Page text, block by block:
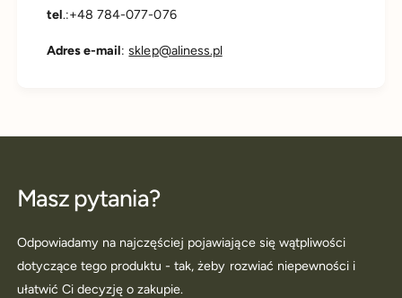
tel.:+48 784-077-076
Adres e-mail:sklep@aliness.pl
Masz pytania?
Odpowiadamy na najczęściej pojawiające się wątpliwości
dotyczące tego produktu - tak, żeby rozwiać niepewności i
ułatwić Ci decyzję o zakupie.